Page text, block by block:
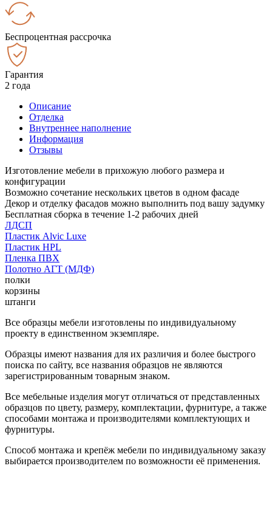
Беспроцентная рассрочка
Гарантия
2 года
Описание
Отделка
Внутреннее наполнение
Информация
Отзывы
Изготовление мебели в прихожую любого размера и
конфигурации
Возможно сочетание нескольких цветов в одном фасаде
Декор и отделку фасадов можно выполнить под вашу задумку
Бесплатная сборка в течение 1-2 рабочих дней
ЛДСП
Пластик Alvic Luxe
Пластик HPL
Пленка ПВХ
Полотно АГТ (МДФ)
полки
корзины
штанги
Все образцы мебели изготовлены по индивидуальному
проекту в единственном экземпляре.
Образцы имеют названия для их различия и более быстрого
поиска по сайту, все названия образцов не являются
зарегистрированным товарным знаком.
Все мебельные изделия могут отличаться от представленных
образцов по цвету, размеру, комплектации, фурнитуре, а также
способами монтажа и производителями комплектующих и
фурнитуры.
Способ монтажа и крепёж мебели по индивидуальному заказу
выбирается производителем по возможности её применения.